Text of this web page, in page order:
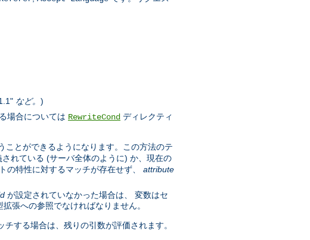
など。 )
場合については RewriteCond ディレクティ
ことができるようになります。この方法のテ
れている (サーバ全体のように) か、現在の
の特性に対するマッチが存在せず、 attribute
が設定されていなかった場合は、 変数はセ
拡張への参照でなければなりません。
チする場合は、残りの引数が評価されます。